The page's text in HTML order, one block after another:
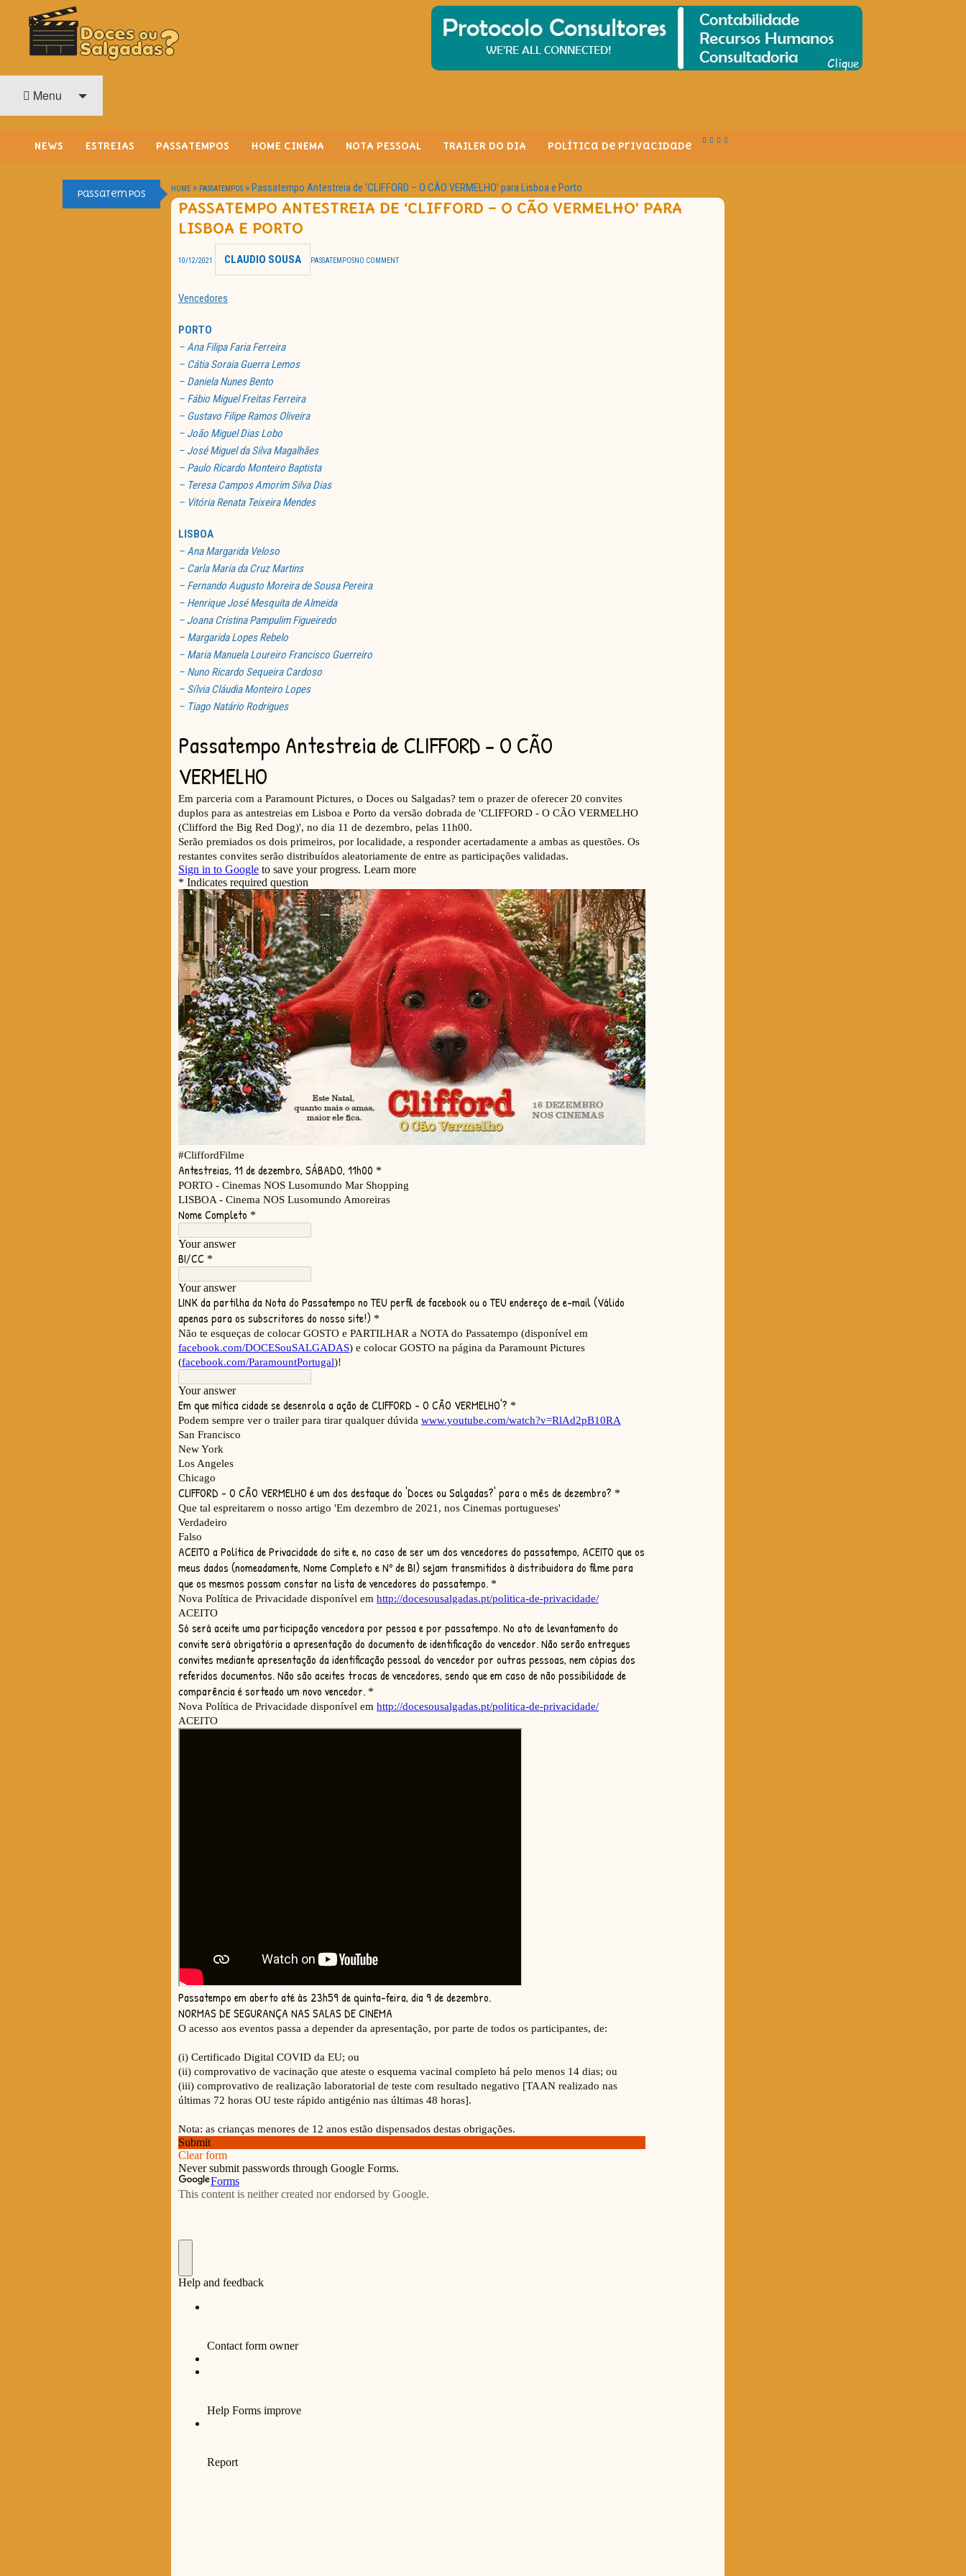
O Cinema? Uma Paixão!!
Menu
NEWS ESTREIAS PASSATEMPOS HOME CINEMA NOTA PESSOAL TRAILER DO DIA Política de Privacidade
Passatempos HOME » PASSATEMPOS »Passatempo Antestreia de ‘CLIFFORD – O CÃO VERMELHO’ para Lisboa e Porto
PASSATEMPO ANTESTREIA DE ‘CLIFFORD – O CÃO VERMELHO’ PARA
LISBOA E PORTO
10/12/2021 CLAUDIO SOUSA PASSATEMPOSNO COMMENT
Vencedores
PORTO
– Ana Filipa Faria Ferreira
– Cátia Soraia Guerra Lemos
– Daniela Nunes Bento
– Fábio Miguel Freitas Ferreira
– Gustavo Filipe Ramos Oliveira
– João Miguel Dias Lobo
– José Miguel da Silva Magalhães
– Paulo Ricardo Monteiro Baptista
– Teresa Campos Amorim Silva Dias
– Vitória Renata Teixeira Mendes
LISBOA
– Ana Margarida Veloso
– Carla Maria da Cruz Martins
– Fernando Augusto Moreira de Sousa Pereira
– Henrique José Mesquita de Almeida
– Joana Cristina Pampulim Figueiredo
– Margarida Lopes Rebelo
– Maria Manuela Loureiro Francisco Guerreiro
– Nuno Ricardo Sequeira Cardoso
– Sílvia Cláudia Monteiro Lopes
– Tiago Natário Rodrigues